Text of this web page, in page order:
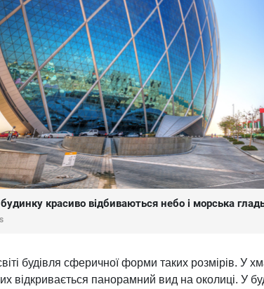
красиво відбиваються небо і морська
будівля сферичної форми таких розмірів. У
відкривається панорамний вид на околиці. У